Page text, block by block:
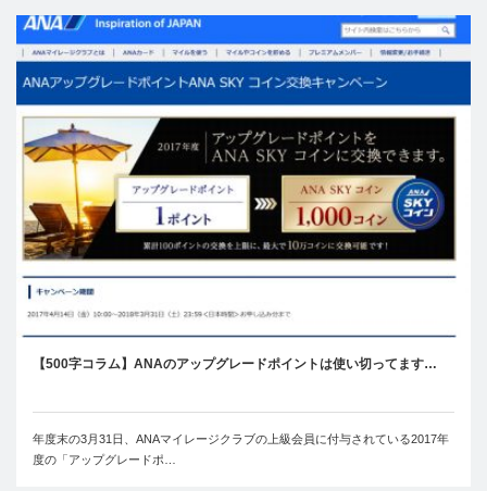
【500字コラム】ANAのアップグレードポイントは使い切ってます…
年度末の3月31日、ANAマイレージクラブの上級会員に付与されている2017年
度の「アップグレードポ…